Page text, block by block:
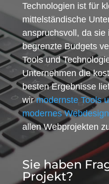
Technologien ist für
mittelständische
anspruchsvoll, da
begrenzte Budgets
Tools und
Unternehmen die
besten Ergebnisse
wirmodernste Tools
modernes Webdesign
allen Webprojekten
Sie haben
Projekt?